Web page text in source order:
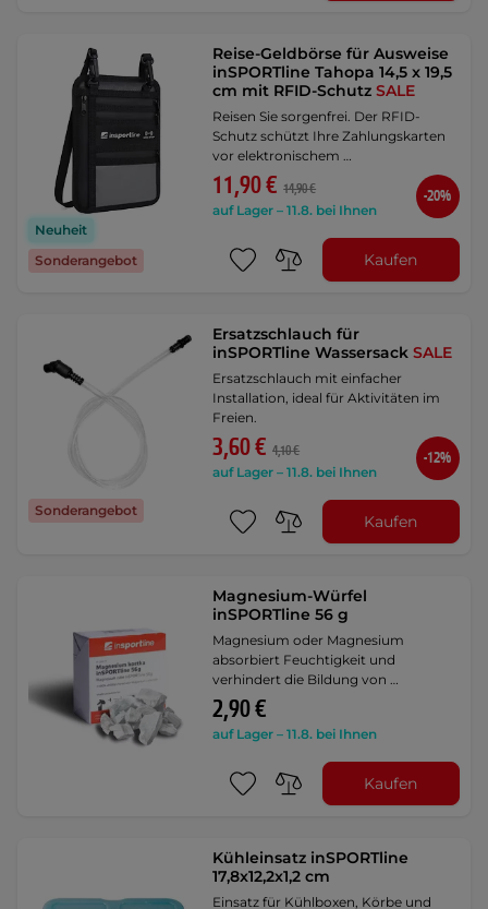
Neuheit
Sonderangebot
Reise-Geldbörse für Ausweise
inSPORTline Tahopa 14,5 x 19,5
cm mit RFID-SchutzSALE
Reisen Sie sorgenfrei. Der RFID-
Schutz schützt Ihre Zahlungskarten
vor elektronischem …
11,90 € 14,90 €
auf Lager – 11.8. bei Ihnen
-20%
Kaufen
Sonderangebot
Ersatzschlauch für
inSPORTline WassersackSALE
Ersatzschlauch mit einfacher
Installation, ideal für Aktivitäten im
Freien.
3,60 € 4,10 €
auf Lager – 11.8. bei Ihnen
-12%
Kaufen
Magnesium-Würfel
inSPORTline 56 g
Magnesium oder Magnesium
absorbiert Feuchtigkeit und
verhindert die Bildung von …
2,90 €
auf Lager – 11.8. bei Ihnen
Kaufen
Kühleinsatz inSPORTline
17,8x12,2x1,2 cm
Einsatz für Kühlboxen, Körbe und